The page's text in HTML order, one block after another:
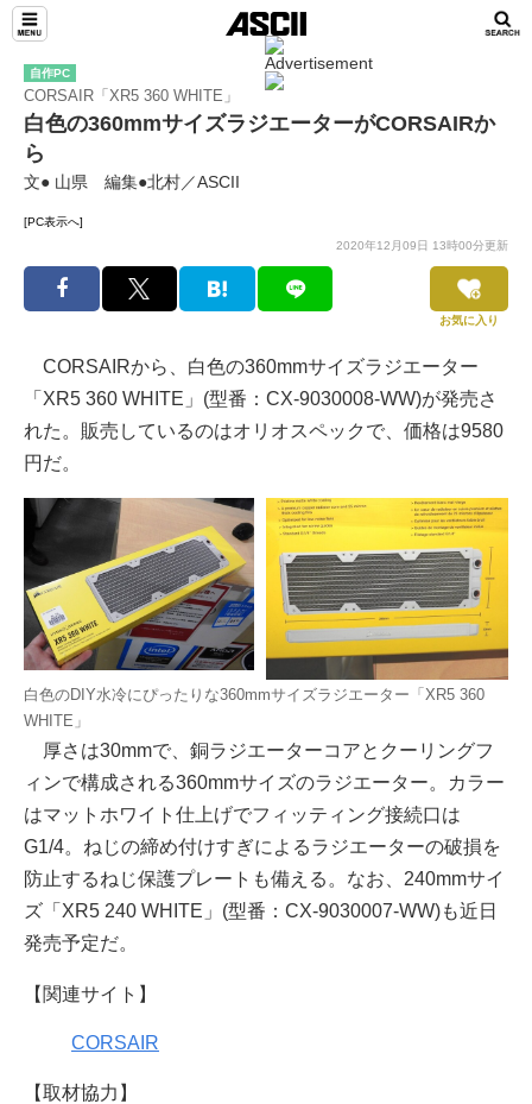
自作PC
CORSAIR「XR5 360 WHITE」
白色の360mmサイズラジエーターがCORSAIRか
ら
文● 山県 編集●北村／ASCII
[PC表示へ]
2020年12月09日 13時00分更新
お気に入り
CORSAIRから、白色の360mmサイズラジエーター
「XR5 360 WHITE」(型番：CX-9030008-WW)が発売さ
れた。販売しているのはオリオスペックで、価格は9580
円だ。
白色のDIY水冷にぴったりな360mmサイズラジエーター「XR5 360
WHITE」
厚さは30mmで、銅ラジエーターコアとクーリングフ
ィンで構成される360mmサイズのラジエーター。カラー
はマットホワイト仕上げでフィッティング接続口は
G1/4。ねじの締め付けすぎによるラジエーターの破損を
防止するねじ保護プレートも備える。なお、240mmサイ
ズ「XR5 240 WHITE」(型番：CX-9030007-WW)も近日
発売予定だ。
【関連サイト】
CORSAIR
【取材協力】